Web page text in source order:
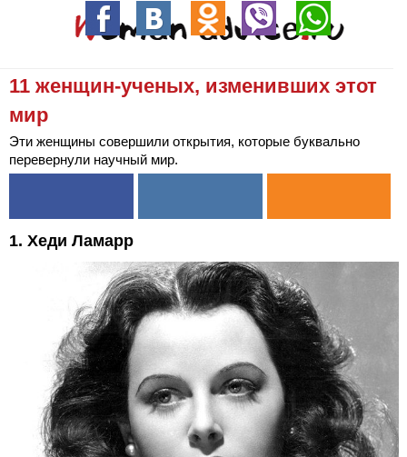
11 женщин-ученых, изменивших этот
мир
Эти женщины совершили открытия, которые буквально
перевернули научный мир.
1. Хеди Ламарр